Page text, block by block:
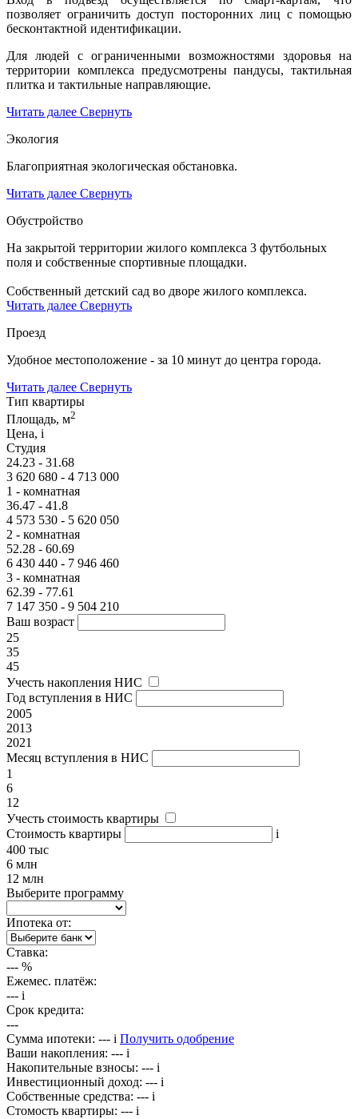
позволяет ограничить доступ посторонних лиц с помощью
бесконтактной идентификации.
Для людей с ограниченными возможностями здоровья на
территории комплекса предусмотрены пандусы, тактильная
плитка и тактильные направляющие.
Читать далее Свернуть
Экология
Благоприятная экологическая обстановка.
Читать далее Свернуть
Обустройство
На закрытой территории жилого комплекса 3 футбольных
поля и собственные спортивные площадки.
Собственный детский сад во дворе жилого комплекса.
Читать далее Свернуть
Проезд
Удобное местоположение - за 10 минут до центра города.
Читать далее Свернуть
Тип квартиры
Площадь, м2
Цена, i
Студия
24.23 - 31.68
3 620 680 - 4 713 000
1 - комнатная
36.47 - 41.8
4 573 530 - 5 620 050
2 - комнатная
52.28 - 60.69
6 430 440 - 7 946 460
3 - комнатная
62.39 - 77.61
7 147 350 - 9 504 210
Ваш возраст
25
35
45
Учесть накопления НИС
Год вступления в НИС
2005
2013
2021
Месяц вступления в НИС
1
6
12
Учесть стоимость квартиры
Стоимость квартиры
i
400 тыс
6 млн
12 млн
Выберите программу
Ипотека от:
Ставка:
--- %
Ежемес. платёж:
--- i
Срок кредита:
---
Сумма ипотеки: --- i Получить одобрение
Ваши накопления: --- i
Накопительные взносы: --- i
Инвестиционный доход: --- i
Собственные средства: --- i
Стомость квартиры: --- i